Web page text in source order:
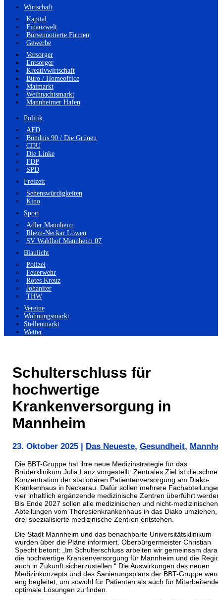
Wirtschaft
Kapital
Finanzwelt
Börsennotierte Firmen
Gewerbe
Versorger
Entsorger
Kreativwirtschaft
Büro / Homeoffice
Maimarkt
Weihnachtsmarkt
Mannheimer Hafen
Politik
AFD
Bündnis 90 / Die Grünen
CDU
Die Linke
FDP
SPD
Freizeit
Sehenswürdigkeiten
Kino
Sport
Adler Mannheim
Rhein-Neckar Löwen
SV Waldhof Mannheim 07
Blaulicht
Polizei
Feuerwehr
Rotes Kreuz
Johaniter
THW
Vereine
Wohnungsmarkt
Stellenmarkt
Wetter
Schulterschluss für
hochwertige
Krankenversorgung in
Mannheim
23. Oktober 2025 Das Neueste, Gesundheit,
Die BBT-Gruppe hat ihre neue Medizinstrategie für das
Brüderklinikum Julia Lanz vorgestellt. Zentrales Ziel ist die
Konzentration der stationären Patientenversorgung am Diako-
Krankenhaus in Neckarau. Dafür sollen mehrere
vier inhaltlich ergänzende medizinische Zentren überführt werden.
Bis Ende 2027 sollen alle medizinischen und nicht-medizinischen
Abteilungen vom Theresienkrankenhaus in das Diako umziehen,
drei spezialisierte medizinische Zentren entstehen.
Die Stadt Mannheim und das benachbarte Universitätsklinikum
wurden über die Pläne informiert. Oberbürgermeister Christian
Specht betont: „Im Schulterschluss arbeiten wir gemeinsam
die hochwertige Krankenversorgung für Mannheim und die
auch in Zukunft sicherzustellen.“ Die Auswirkungen des neuen
Medizinkonzepts und des Sanierungsplans der BBT-Gruppe
eng begleitet, um sowohl für Patienten als auch für Mitarbeitende
optimale Lösungen zu finden.